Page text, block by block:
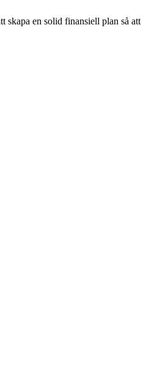
en solid finansiell plan så